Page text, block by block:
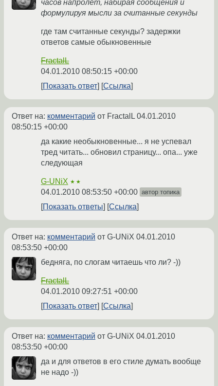
часов напролёт, набирая сообщения и
формулируя мысли за считанные секунды
где там считанные секунды? задержки
ответов самые обыкновенные
FractalL
04.01.2010 08:50:15 +00:00
Показать ответ
Ссылка
Ответ на: комментарий от FractalL04.01.2010
08:50:15 +00:00
да какие необыкновенные... я не успевал
тред читать... обновил страницу... опа... уже
следующая
G-UNiX ★★
04.01.2010 08:53:50 +00:00 автор топика
Показать ответы Ссылка
Ответ на: комментарий от G-UNiX 04.01.2010
08:53:50 +00:00
бедняга, по слогам читаешь что ли? -))
FractalL
04.01.2010 09:27:51 +00:00
Показать ответ
Ссылка
Ответ на: комментарий от G-UNiX 04.01.2010
08:53:50 +00:00
да и для ответов в его стиле думать вообще
не надо -))